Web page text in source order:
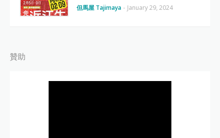
但馬屋 Tajimaya - January 29, 2024
贊助